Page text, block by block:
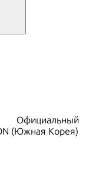
Официальный
(Южная Корея)